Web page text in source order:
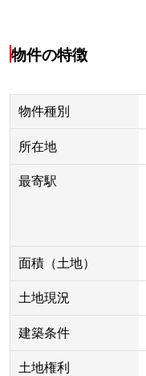
物件の特徴
物件種別
所在地
最寄駅
面積（土地）
土地現況
建築条件
土地権利